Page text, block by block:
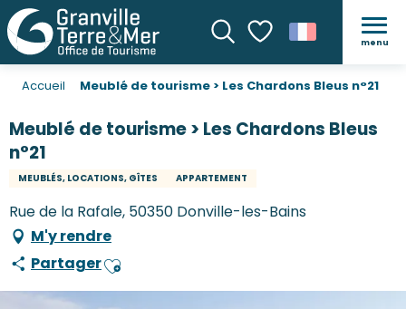
Recherche
Voir les favoris
menu
Accueil Meublé de tourisme > Les Chardons Bleus n°21
Meublé de tourisme > Les Chardons Bleus
n°21
MEUBLÉS, LOCATIONS, GÎTES APPARTEMENT
Rue de la Rafale, 50350 Donville-les-Bains
M'y rendre
PartagerAjouter aux favoris